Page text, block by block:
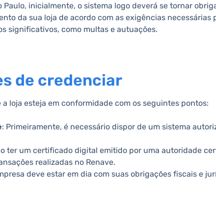
inicialmente, o sistema logo deverá se tornar
da sua loja de acordo com as exigências necessárias
significativos, como multas e autuações.
de credenciar
loja esteja em conformidade com os seguintes pontos:
: Primeiramente, é necessário dispor de um sistema
ter um certificado digital emitido por uma autoridade
realizadas no Renave.
deve estar em dia com suas obrigações fiscais e